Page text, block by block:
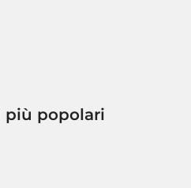
più popolari